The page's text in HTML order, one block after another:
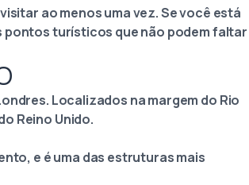
ao menos uma vez. Se você está
pontos turísticos que não podem faltar
Localizados na margem do Rio
Reino Unido.
e é uma das estruturas mais